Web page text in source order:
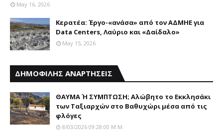
May 16, 2026
Κερατέα: Έργο-«ανάσα» από τον ΑΔΜΗΕ για
Data Centers, Λαύριο και «Δαίδαλο»
May 15, 2026
ΔΗΜΟΦΙΛΗΣ ΑΝΑΡΤΗΣΕΙΣ
ΘΑΥΜΑ Ή ΣΥΜΠΤΩΣΗ; Aλώβητο το Eκκλησάκι
των Tαξιαρχών στο Bαθυχώρι μέσα από τις
φλόγες
8/03/2026 09:28:00 Μ.μ.